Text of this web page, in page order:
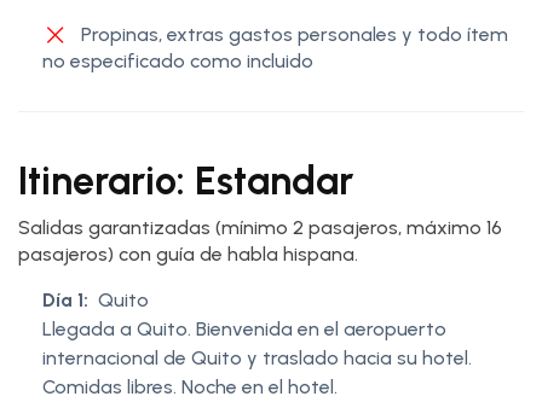
Propinas, extras gastos personales y todo ítem
no especificado como incluido
Itinerario: Estandar
Salidas garantizadas (mínimo 2 pasajeros, máximo 16
pasajeros) con guía de habla hispana.
Día 1: Quito
Llegada a Quito. Bienvenida en el aeropuerto
internacional de Quito y traslado hacia su hotel.
Comidas libres. Noche en el hotel.